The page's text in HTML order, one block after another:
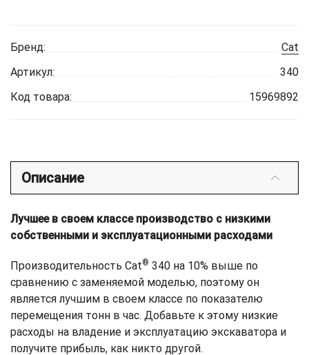
Бренд:
Cat
Артикул:
340
Код товара:
15969892
Описание
Лучшее в своем классе производство с низкими
собственными и эксплуатационными расходами
Производительность Cat® 340 на 10% выше по
сравнению с заменяемой моделью, поэтому он
является лучшим в своем классе по показателю
перемещения тонн в час. Добавьте к этому низкие
расходы на владение и эксплуатацию экскаватора и
получите прибыль, как никто другой.